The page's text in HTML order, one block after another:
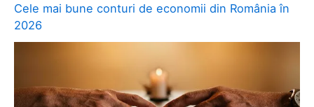
Cele mai bune conturi de economii din România în
2026